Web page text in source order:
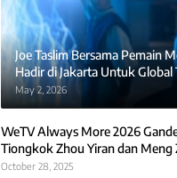
Joe Taslim Bersama Pemain
Hadir di Jakarta Untuk Global
May 2, 2026
WeTV Always More 2026
Tiongkok Zhou Yiran dan Meng
October 28, 2025